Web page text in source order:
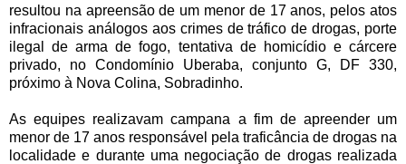
resultou na apreensão de um menor de 17 anos, pelos atos
infracionais análogos aos crimes de tráfico de drogas, porte
ilegal de arma de fogo, tentativa de homicídio e cárcere
privado, no Condomínio Uberaba, conjunto G, DF 330,
próximo à Nova Colina, Sobradinho.
As equipes realizavam campana a fim de apreender um
menor de 17 anos responsável pela traficância de drogas na
localidade e durante uma negociação de drogas realizada